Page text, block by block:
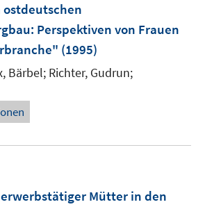
: Perspektiven von Frauen
(1995)
Bärbel; Richter, Gudrun;
Mütter in den